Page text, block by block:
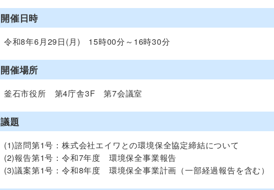
開催日時
令和8年6月29日(月) 15時00分～16時30分
開催場所
釜石市役所 第4庁舎3F 第7会議室
議題
(1)諮問第1号：株式会社エイワとの環境保全協定締結について
(2)報告第1号：令和7年度 環境保全事業報告
(3)議案第1号：令和8年度 環境保全事業計画（一部経過報告を含む）